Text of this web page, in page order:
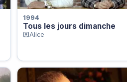
1994
Tous les jours dimanche
Alice